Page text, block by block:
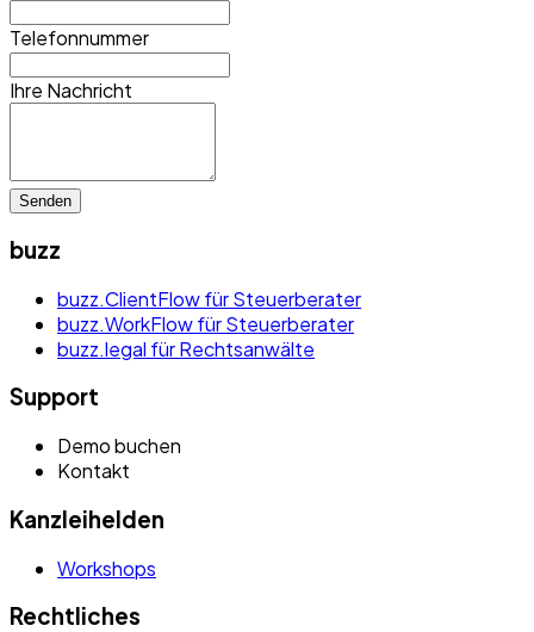
Telefonnummer
Ihre Nachricht
Senden
buzz
buzz.ClientFlow für Steuerberater
buzz.WorkFlow für Steuerberater
buzz.legal für Rechtsanwälte
Support
Demo buchen
Kontakt
Kanzleihelden
Workshops
Rechtliches